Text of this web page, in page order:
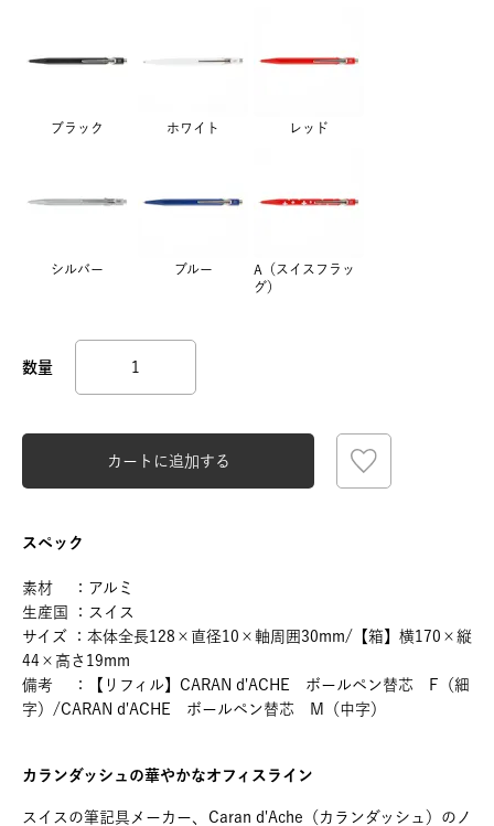
ブラック ホワイト レッド
シルバー ブルー
A（スイスフラッ
グ）
カートに追加する
スペック
素材 ：アルミ
生産国 ：スイス
サイズ ：本体全長128×直径10×軸周囲30mm/【箱】横170×縦
44×高さ19mm
備考 ：【リフィル】CARAN d'ACHE ボールペン替芯 F（細
字）/CARAN d'ACHE ボールペン替芯 M（中字）
カランダッシュの華やかなオフィスライン
スイスの筆記具メーカー、Caran d'Ache（カランダッシュ）のノ